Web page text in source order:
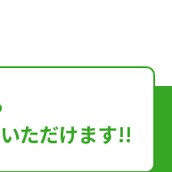
いただけます!!